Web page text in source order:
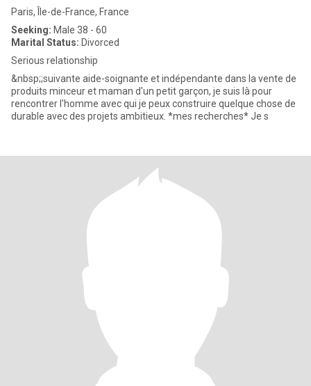
Paris, Île-de-France, France
Seeking: Male 38 - 60
Marital Status: Divorced
Serious relationship
&nbsp;;suivante aide-soignante et indépendante dans la vente de
produits minceur et maman d'un petit garçon, je suis là pour
rencontrer l'homme avec qui je peux construire quelque chose de
durable avec des projets ambitieux. *mes recherches* Je s